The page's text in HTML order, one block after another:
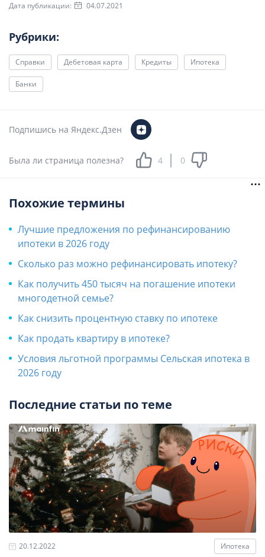
Дата публикации: 04.07.2021
Рубрики:
Справки Дебетовая карта Кредиты Ипотека
Банки
Подпишись на Яндекс.Дзен
Была ли страница полезна? 4 0
Похожие термины
​Лучшие предложения по рефинансированию
ипотеки в 2026 году
Сколько раз можно рефинансировать ипотеку?
Как получить 450 тысяч на погашение ипотеки
многодетной семье?
Как снизить процентную ставку по ипотеке
Как продать квартиру в ипотеке?
Условия льготной программы Сельская ипотека в
2026 году
Последние статьи по теме
20.12.2022 Ипотека